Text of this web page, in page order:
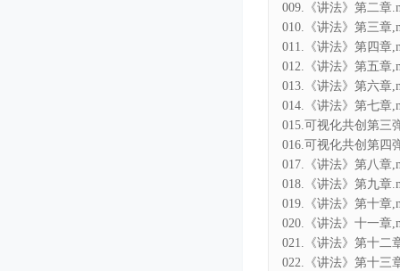
009.《讲法》第二章
010.《讲法》第三章
011.《讲法》第四章
012.《讲法》第五章
013.《讲法》第六章
014.《讲法》第七章
015.可视化共创第三
016.可视化共创第四
017.《讲法》第八章
018.《讲法》第九章
019.《讲法》第十章
020.《讲法》十一章
021.《讲法》第十二
022.《讲法》第十三